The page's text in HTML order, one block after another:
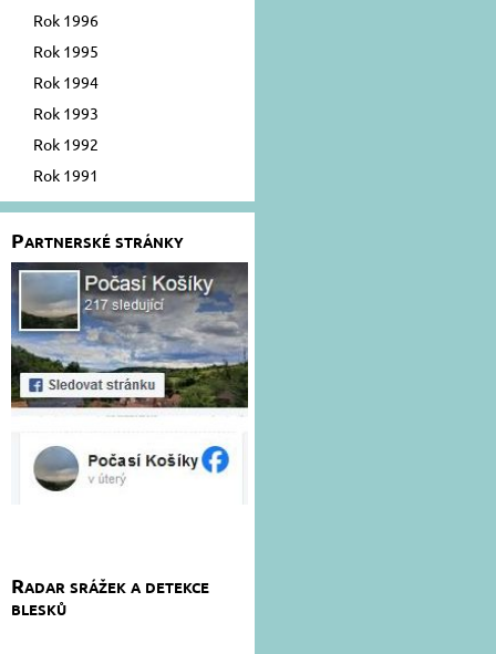
Rok 1996
Rok 1995
Rok 1994
Rok 1993
Rok 1992
Rok 1991
Partnerské stránky
Radar srážek a detekce
blesků